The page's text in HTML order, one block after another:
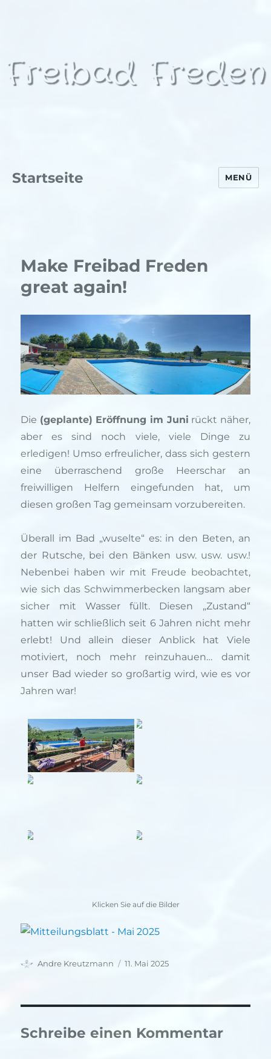
Startseite MENÜ
Make Freibad Freden
great again!
Die (geplante) Eröffnung im Juni rückt näher,
aber es sind noch viele, viele Dinge zu
erledigen! Umso erfreulicher, dass sich gestern
eine überraschend große Heerschar an
freiwilligen Helfern eingefunden hat, um
diesen großen Tag gemeinsam vorzubereiten.
Überall im Bad „wuselte“ es: in den Beten, an
der Rutsche, bei den Bänken usw. usw. usw.!
Nebenbei haben wir mit Freude beobachtet,
wie sich das Schwimmerbecken langsam aber
sicher mit Wasser füllt. Diesen „Zustand“
hatten wir schließlich seit 6 Jahren nicht mehr
erlebt! Und allein dieser Anblick hat Viele
motiviert, noch mehr reinzuhauen… damit
unser Bad wieder so großartig wird, wie es vor
Jahren war!
Klicken Sie auf die Bilder
Autor
Andre Kreutzmann
Veröffentlicht
11. Mai 2025
Schreibe einen Kommentar